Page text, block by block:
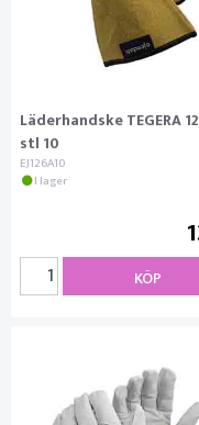
Läderhandske TEGERA
stl 10
EJ126A10
I lager
KÖP